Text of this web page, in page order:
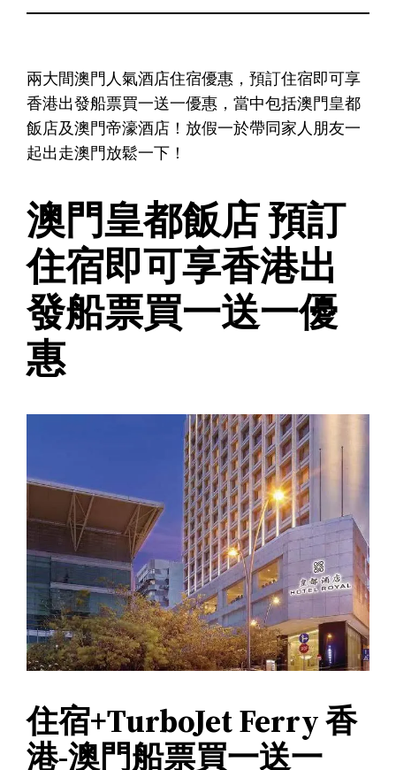
兩大間澳門人氣酒店住宿優惠，預訂住宿即可享
香港出發船票買一送一優惠，當中包括澳門皇都
飯店及澳門帝濠酒店！放假一於帶同家人朋友一
起出走澳門放鬆一下！
澳門皇都飯店 預訂
住宿即可享香港出
發船票買一送一優
惠
住宿+TurboJet Ferry 香
港-澳門船票買一送一